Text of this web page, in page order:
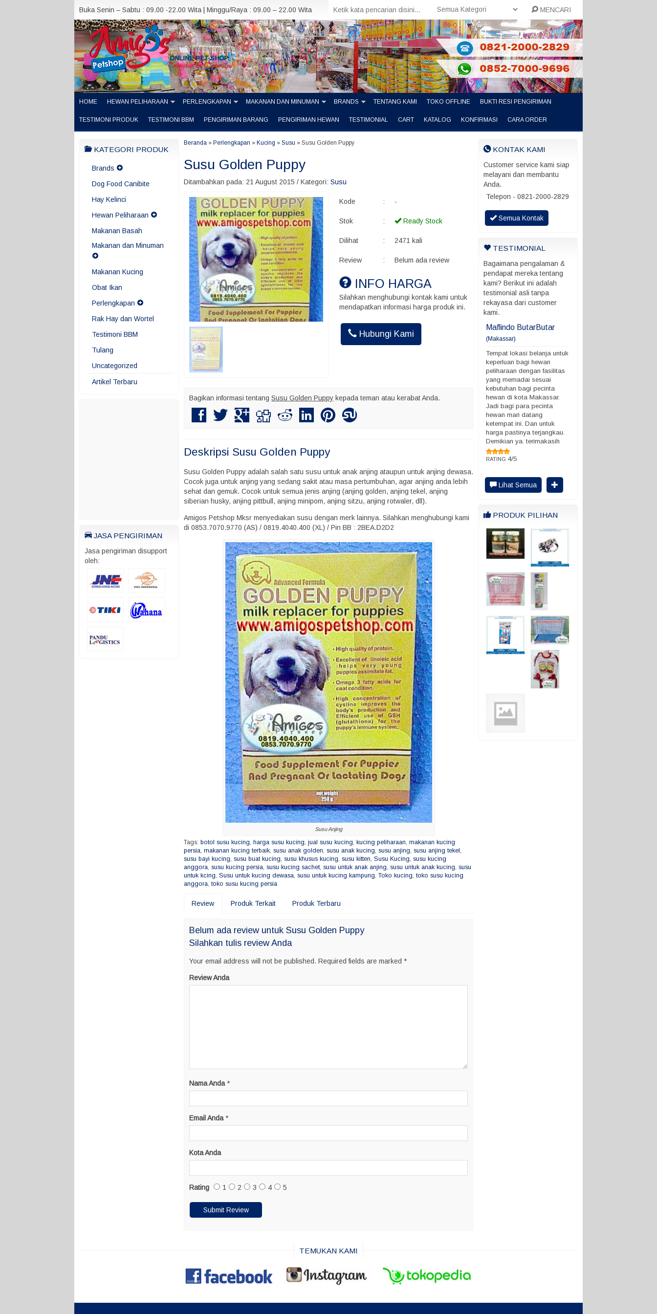
Buka Senin – Sabtu : 09.00 -22.00 Wita | Minggu/Raya : 09.00 – 22.00 Wita MENCARI
HOME HEWAN PELIHARAAN PERLENGKAPAN MAKANAN DAN MINUMAN BRANDS TENTANG KAMI TOKO OFFLINE BUKTI RESI PENGIRIMAN
TESTIMONI PRODUK TESTIMONI BBM PENGIRIMAN BARANG PENGIRIMAN HEWAN TESTIMONIAL CART KATALOG KONFIRMASI CARA ORDER
KATEGORI PRODUK
Brands
Dog Food Canibite
Hay Kelinci
Hewan Peliharaan
Makanan Basah
Makanan dan Minuman
Makanan Kucing
Obat Ikan
Perlengkapan
Rak Hay dan Wortel
Testimoni BBM
Tulang
Uncategorized
Artikel Terbaru
JASA PENGIRIMAN
Jasa pengiriman disupport
oleh:
Beranda » Perlengkapan » Kucing » Susu » Susu Golden Puppy
Susu Golden Puppy
Ditambahkan pada: 21 August 2015 / Kategori: Susu
Kode : -
Stok : Ready Stock
Dilihat : 2471 kali
Review : Belum ada review
INFO HARGA
Silahkan menghubungi kontak kami untuk
mendapatkan informasi harga produk ini.
Hubungi Kami
Bagikan informasi tentang Susu Golden Puppy kepada teman atau kerabat Anda.
Deskripsi Susu Golden Puppy
Susu Golden Puppy adalah salah satu susu untuk anak anjing ataupun untuk anjing dewasa.
Cocok juga untuk anjing yang sedang sakit atau masa pertumbuhan, agar anjing anda lebih
sehat dan gemuk. Cocok untuk semua jenis anjing (anjing golden, anjing tekel, anjing
siberian husky, anjing pittbull, anjing minipom, anjing sitzu, anjing rotwaler, dll).
Amigos Petshop Mksr menyediakan susu dengan merk lainnya. Silahkan menghubungi kami
di 0853.7070.9770 (AS) / 0819.4040.400 (XL) / Pin BB : 2BEA.D2D2
Susu Anjing
Tags: botol susu kucing, harga susu kucing, jual susu kucing, kucing peliharaan, makanan kucing
persia, makanan kucing terbaik, susu anak golden, susu anak kucing, susu anjing, susu anjing tekel ,
susu bayi kucing, susu buat kucing, susu khusus kucing, susu kitten, Susu Kucing, susu kucing
anggora, susu kucing persia, susu kucing sachet, susu untuk anak anjing, susu untuk anak kucing, susu
untuk kcing, Susu untuk kucing dewasa, susu untuk kucing kampung,Toko kucing, toko susu kucing
anggora, toko susu kucing persia
Review Produk Terkait Produk Terbaru
Belum ada review untuk Susu Golden Puppy
Silahkan tulis review Anda
Your email address will not be published. Required fields are marked *
Review Anda
Nama Anda *
Email Anda *
Kota Anda
Rating 1 2 3 4 5
KONTAK KAMI
Customer service kami siap
melayani dan membantu
Anda.
Telepon - 0821-2000-2829
Semua Kontak
TESTIMONIAL
Bagaimana pengalaman &
pendapat mereka tentang
kami? Berikut ini adalah
testimonial asli tanpa
rekayasa dari customer
kami.
Akhmad Insani
Kalo kirim burung ada batas
Maflindo ButarButar
(Makassar)
Tempat lokasi belanja untuk
keperluan bagi hewan
peliharaan dengan fasilitas
yang memadai sesuai
kebutuhan bagi pecinta
hewan di kota Makassar.
Jadi bagi para pecinta
hewan mari datang
ketempat ini. Dan untuk
harga pastinya terjangkau.
Demikian ya. terimakasih
RATING 4/5
Lihat Semua
PRODUK PILIHAN
TEMUKAN KAMI